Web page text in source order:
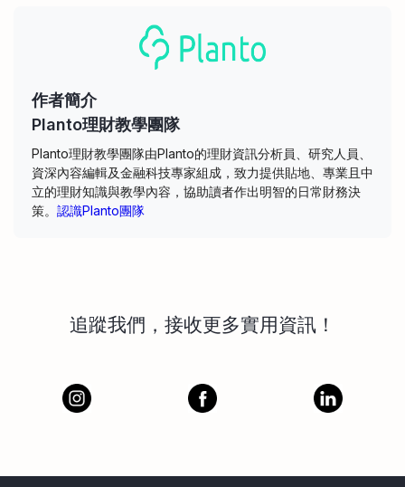
作者簡介
Planto理財教學團隊
Planto理財教學團隊由Planto的理財資訊分析員、研究人員、
資深內容編輯及金融科技專家組成，致力提供貼地、專業且中
立的理財知識與教學內容，協助讀者作出明智的日常財務決
策。 認識Planto團隊
追蹤我們，接收更多實用資訊！